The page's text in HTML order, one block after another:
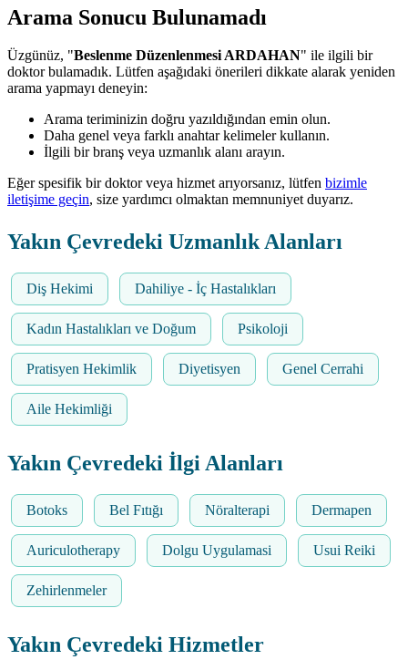
Arama Sonucu Bulunamadı
Üzgünüz, "Beslenme Düzenlenmesi ARDAHAN" ile ilgili bir
doktor bulamadık. Lütfen aşağıdaki önerileri dikkate alarak yeniden
arama yapmayı deneyin:
Arama teriminizin doğru yazıldığından emin olun.
Daha genel veya farklı anahtar kelimeler kullanın.
İlgili bir branş veya uzmanlık alanı arayın.
Eğer spesifik bir doktor veya hizmet arıyorsanız, lütfen bizimle
iletişime geçin, size yardımcı olmaktan memnuniyet duyarız.
Yakın Çevredeki Uzmanlık Alanları
Diş Hekimi Dahiliye - İç Hastalıkları
Kadın Hastalıkları ve Doğum Psikoloji
Pratisyen Hekimlik Diyetisyen Genel Cerrahi
Aile Hekimliği
Yakın Çevredeki İlgi Alanları
Botoks Bel Fıtığı Nöralterapi Dermapen
Auriculotherapy Dolgu Uygulamasi Usui Reiki
Zehirlenmeler
Yakın Çevredeki Hizmetler